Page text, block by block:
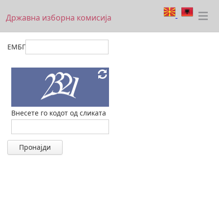
Државна изборна комисија
ЕМБГ
Внесете го кодот од сликата
Пронајди